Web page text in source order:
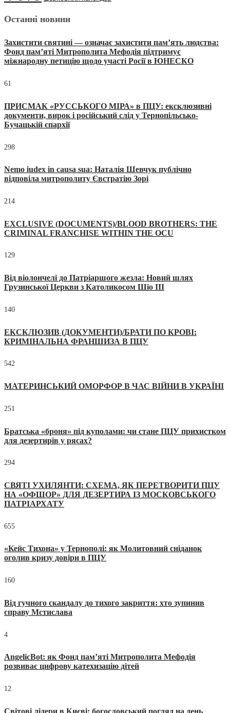
Останні новини
Захистити святині — означає захистити пам’ять людства:
Фонд пам’яті Митрополита Мефодія підтримує
міжнародну петицію щодо участі Росії в ЮНЕСКО
61
ПРИСМАК «РУССЬКОГО МІРА» в ПЦУ: ексклюзивні
документи, вирок і російський слід у Тернопільсько-
Бучацькій єпархії
298
Nemo iudex in causa sua: Наталія Шевчук публічно
відповіла митрополиту Євстратію Зорі
214
EXCLUSIVE (DOCUMENTS)/BLOOD BROTHERS: THE
CRIMINAL FRANCHISE WITHIN THE OCU
129
Від віолончелі до Патріаршого жезла: Новий шлях
Грузинської Церкви з Католикосом Шіо III
140
ЕКСКЛЮЗИВ (ДОКУМЕНТИ)/БРАТИ ПО КРОВІ:
КРИМІНАЛЬНА ФРАНШИЗА В ПЦУ
542
МАТЕРИНСЬКИЙ ОМОРФОР В ЧАС ВІЙНИ В УКРАЇНІ
251
Братська «броня» під куполами: чи стане ПЦУ прихистком
для дезертирів у рясах?
294
СВЯТІ УХИЛЯНТИ: СХЕМА, ЯК ПЕРЕТВОРИТИ ПЦУ
НА «ОФШОР» ДЛЯ ДЕЗЕРТИРА ІЗ МОСКОВСЬКОГО
ПАТРІАРХАТУ
655
«Кейс Тихона» у Тернополі: як Молитовний сніданок
оголив кризу довіри в ПЦУ
160
Від гучного скандалу до тихого закриття: хто зупинив
справу Мстислава
4
AngelicBot: як Фонд пам’яті Митрополита Мефодія
розвиває цифрову катехизацію дітей
12
Світові лідери в Києві: богословський погляд на день